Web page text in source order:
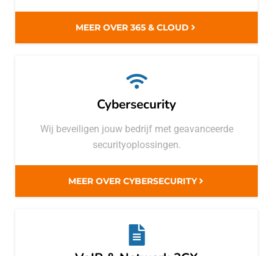
MEER OVER 365 & CLOUD
Cybersecurity
Wij beveiligen jouw bedrijf met geavanceerde
securityoplossingen.
MEER OVER CYBERSECURITY